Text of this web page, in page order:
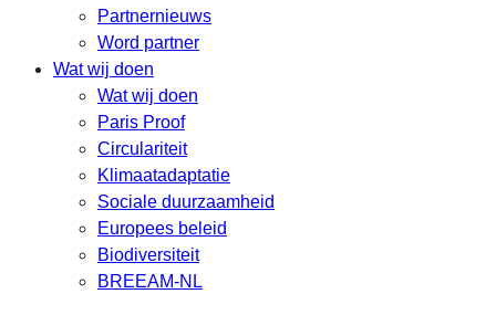
Partnernieuws
Word partner
Wat wij doen
Wat wij doen
Paris Proof
Circulariteit
Klimaatadaptatie
Sociale duurzaamheid
Europees beleid
Biodiversiteit
BREEAM-NL